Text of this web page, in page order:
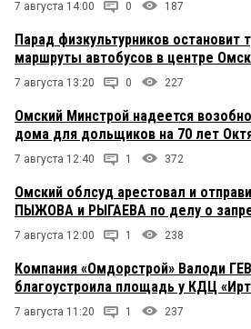
7 августа 14:00 0 187
Парад физкультурников остановит
маршруты автобусов в центре
7 августа 13:20 0 227
Омский Минстрой надеется
дома для дольщиков на 70 лет
7 августа 12:40 1 372
Омский облсуд арестовал и
ПЫЖОВА и РЫГАЕВА по делу о
7 августа 12:00 1 238
Компания «Омдорстрой» Валоди
благоустроила площадь у КДЦ
7 августа 11:20 1 237